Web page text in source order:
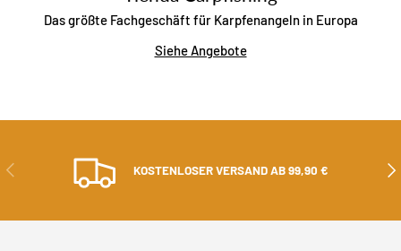
Das größte Fachgeschäft für Karpfenangeln in Europa
Siehe Angebote
ZURÜCK KOSTENLOSER VERSAND AB 99,90 €